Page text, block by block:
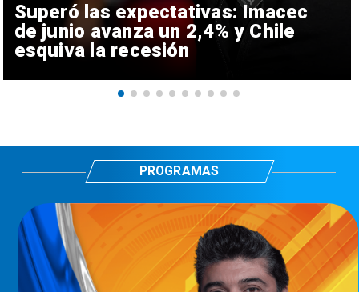
Superó las expectativas: Imacec
de junio avanza un 2,4% y Chile
esquiva la recesión
PROGRAMAS